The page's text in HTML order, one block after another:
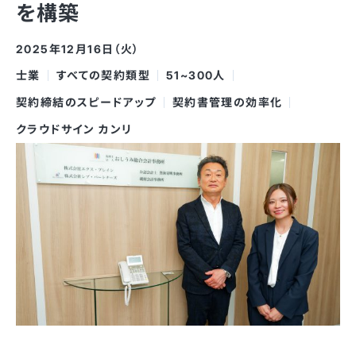
を構築
2025年12月16日（火）
士業
すべての契約類型
51~300人
契約締結のスピードアップ
契約書管理の効率化
クラウドサイン カンリ